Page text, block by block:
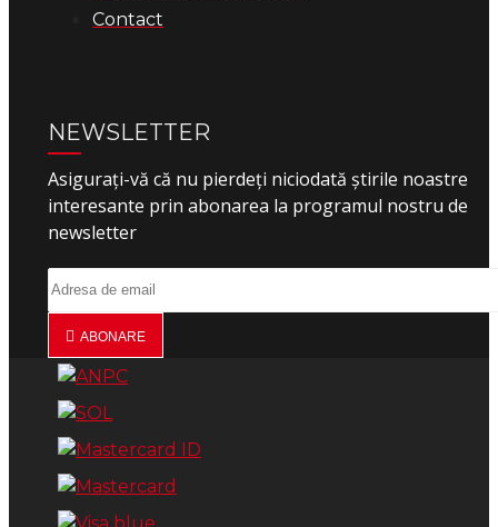
Contact
NEWSLETTER
Asigurați-vă că nu pierdeți niciodată știrile noastre
interesante prin abonarea la programul nostru de
newsletter
ABONARE